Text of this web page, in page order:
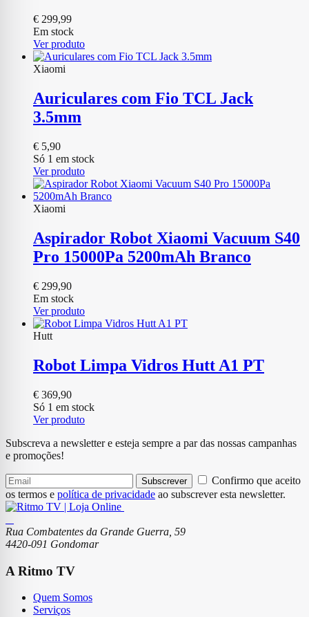
€ 299,99
Em stock
Ver produto
Xiaomi
Auriculares com Fio TCL Jack
3.5mm
€ 5,90
Só 1 em stock
Ver produto
Xiaomi
Aspirador Robot Xiaomi Vacuum S40
Pro 15000Pa 5200mAh Branco
€ 299,90
Em stock
Ver produto
Hutt
Robot Limpa Vidros Hutt A1 PT
€ 369,90
Só 1 em stock
Ver produto
Subscreva a newsletter e esteja sempre a par das nossas campanhas
e promoções!
Subscrever
Confirmo que aceito
os termos e política de privacidade ao subscrever esta newsletter.
Rua Combatentes da Grande Guerra, 59
4420-091 Gondomar
A Ritmo TV
Quem Somos
Serviços